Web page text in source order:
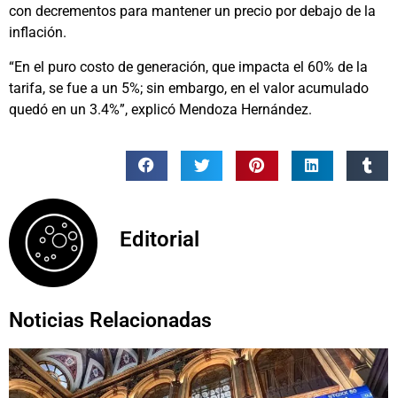
con decrementos para mantener un precio por debajo de la
inflación.
“En el puro costo de generación, que impacta el 60% de la
tarifa, se fue a un 5%; sin embargo, en el valor acumulado
quedó en un 3.4%”, explicó Mendoza Hernández.
Editorial
Noticias Relacionadas